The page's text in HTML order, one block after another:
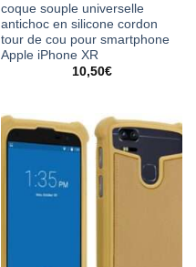
coque souple universelle
antichoc en silicone cordon
tour de cou pour smartphone
Apple iPhone XR
10,50€